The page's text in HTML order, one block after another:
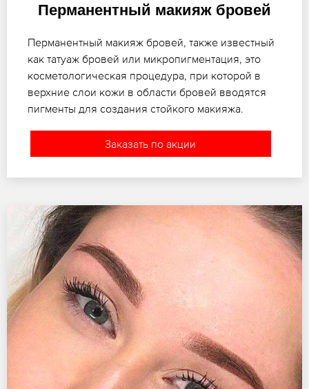
Перманентный макияж бровей
Перманентный макияж бровей, также известный
как татуаж бровей или микропигментация, это
косметологическая процедура, при которой в
верхние слои кожи в области бровей вводятся
пигменты для создания стойкого макияжа.
Заказать по акции